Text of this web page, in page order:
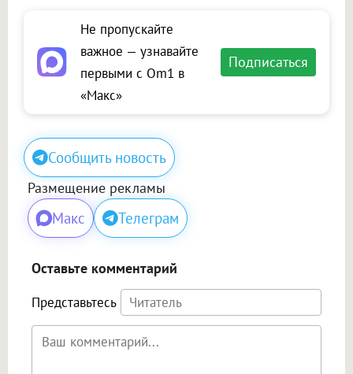
Не пропускайте
важное — узнавайте
первыми с Om1 в
«Макс»
Подписаться
Сообщить новость
Размещение рекламы
Макс Телеграм
Оставьте комментарий
Представьтесь